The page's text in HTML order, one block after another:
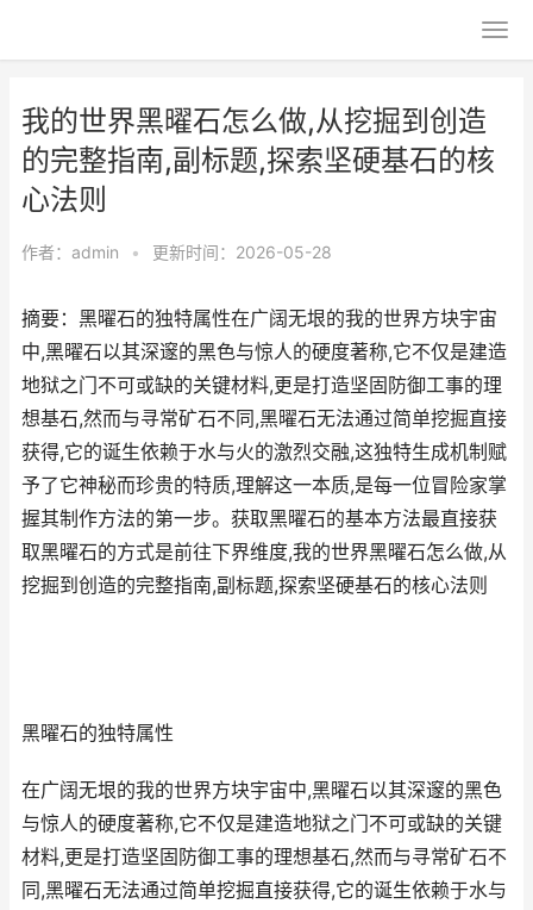
我的世界黑曜石怎么做,从挖掘到创造
的完整指南,副标题,探索坚硬基石的核
心法则
作者： admin • 更新时间：2026-05-28
摘要：黑曜石的独特属性在广阔无垠的我的世界方块宇宙
中,黑曜石以其深邃的黑色与惊人的硬度著称,它不仅是建造
地狱之门不可或缺的关键材料,更是打造坚固防御工事的理
想基石,然而与寻常矿石不同,黑曜石无法通过简单挖掘直接
获得,它的诞生依赖于水与火的激烈交融,这独特生成机制赋
予了它神秘而珍贵的特质,理解这一本质,是每一位冒险家掌
握其制作方法的第一步。获取黑曜石的基本方法最直接获
取黑曜石的方式是前往下界维度,我的世界黑曜石怎么做,从
挖掘到创造的完整指南,副标题,探索坚硬基石的核心法则
黑曜石的独特属性
在广阔无垠的我的世界方块宇宙中,黑曜石以其深邃的黑色
与惊人的硬度著称,它不仅是建造地狱之门不可或缺的关键
材料,更是打造坚固防御工事的理想基石,然而与寻常矿石不
同,黑曜石无法通过简单挖掘直接获得,它的诞生依赖于水与